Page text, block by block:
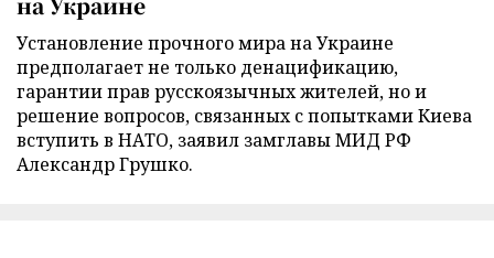
Установление прочного мира на Украине
предполагает не только денацификацию,
гарантии прав русскоязычных жителей, но и
решение вопросов, связанных с попытками Киева
вступить в НАТО, заявил замглавы МИД РФ
Александр Грушко.